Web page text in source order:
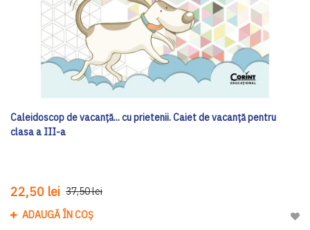
Caleidoscop de vacanță... cu prietenii. Caiet de vacanţă pentru
clasa a III-a
22,50 lei 37,50 lei
ADAUGĂ ÎN COȘ